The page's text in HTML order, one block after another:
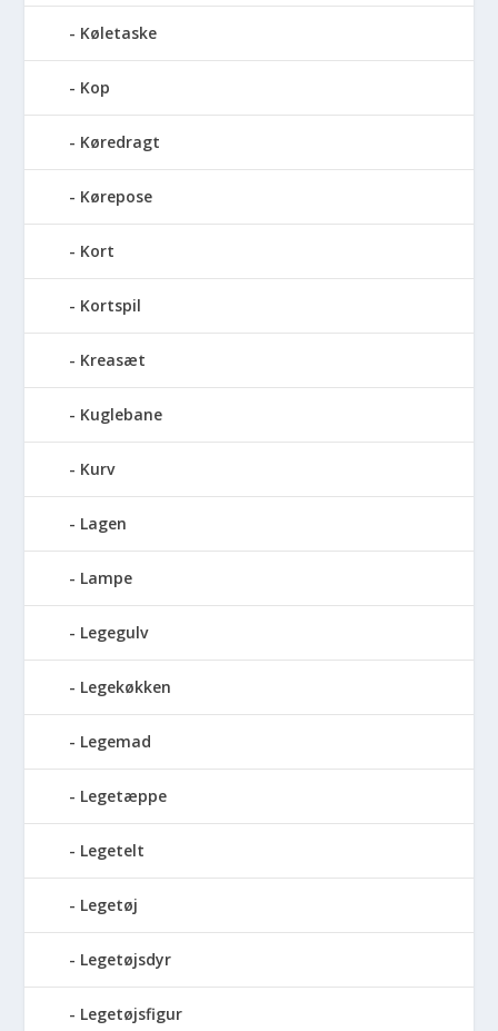
Køletaske
Kop
Køredragt
Kørepose
Kort
Kortspil
Kreasæt
Kuglebane
Kurv
Lagen
Lampe
Legegulv
Legekøkken
Legemad
Legetæppe
Legetelt
Legetøj
Legetøjsdyr
Legetøjsfigur